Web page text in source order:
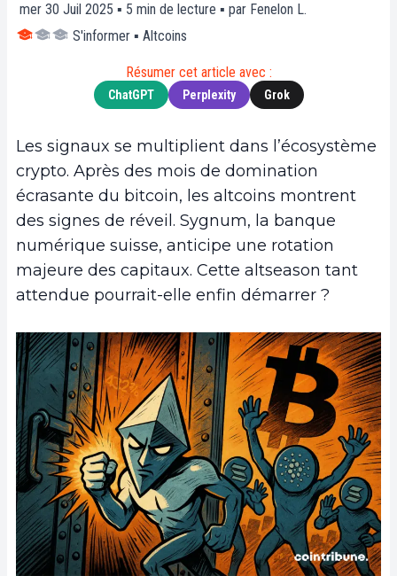
mer 30 Juil 2025 ▪ 5 min de lecture ▪ par Fenelon L.
S'informer ▪ Altcoins
Résumer cet article avec :
ChatGPT Perplexity Grok
Les signaux se multiplient dans l’écosystème
crypto. Après des mois de domination
écrasante du bitcoin, les altcoins montrent
des signes de réveil. Sygnum, la banque
numérique suisse, anticipe une rotation
majeure des capitaux. Cette altseason tant
attendue pourrait-elle enfin démarrer ?